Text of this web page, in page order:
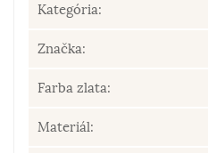
Kategória:
Značka:
Farba zlata:
Materiál: